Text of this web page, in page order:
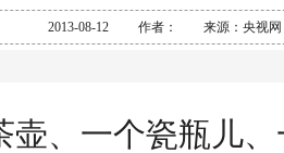
2013-08-12 作者： 来源：央视网
、一个瓷瓶儿